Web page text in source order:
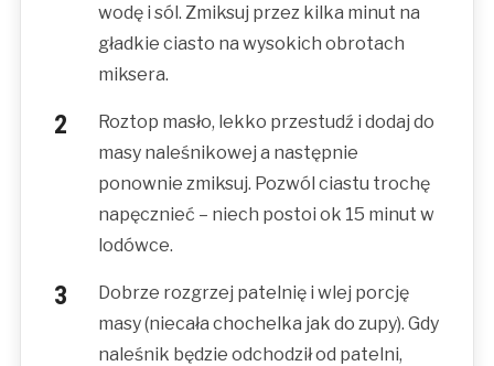
wodę i sól. Zmiksuj przez kilka minut na
gładkie ciasto na wysokich obrotach
miksera.
Roztop masło, lekko przestudź i dodaj do
masy naleśnikowej a następnie
ponownie zmiksuj. Pozwól ciastu trochę
napęcznieć – niech postoi ok 15 minut w
lodówce.
Dobrze rozgrzej patelnię i wlej porcję
masy (niecała chochelka jak do zupy). Gdy
naleśnik będzie odchodził od patelni,